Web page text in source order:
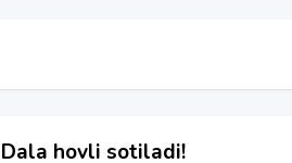
Dala hovli sotiladi!